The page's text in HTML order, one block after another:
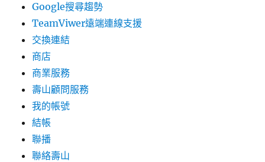
Google搜尋趨勢
TeamViwer遠端連線支援
交換連結
商店
商業服務
壽山顧問服務
我的帳號
結帳
聯播
聯絡壽山